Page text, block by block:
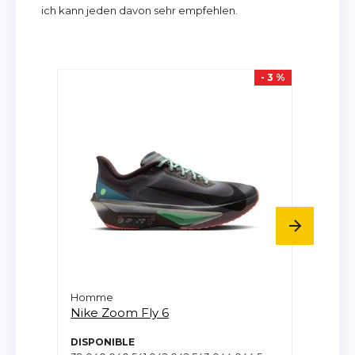
ich kann jeden davon sehr empfehlen.
- 3 %
Homme
Nike Zoom Fly 6
DISPONIBLE